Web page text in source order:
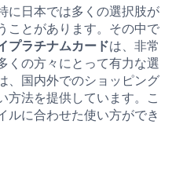
に日本では多くの選択肢が
ことがあります。その中で
プラチナムカードは、非常
くの方々にとって有力な選
、国内外でのショッピング
方法を提供しています。こ
ルに合わせた使い方ができ